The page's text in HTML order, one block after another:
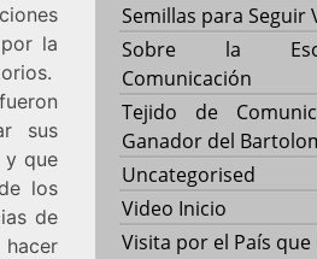
la
sus
y que
los
de
Semillas para Seguir
Sobre la
Comunicación
Tejido de
Ganador del
Uncategorised
Video Inicio
Visita por el País